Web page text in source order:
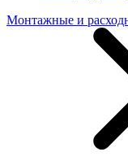
Монтажные и